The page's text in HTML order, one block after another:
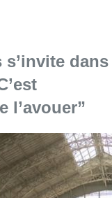
dans
l’avouer”